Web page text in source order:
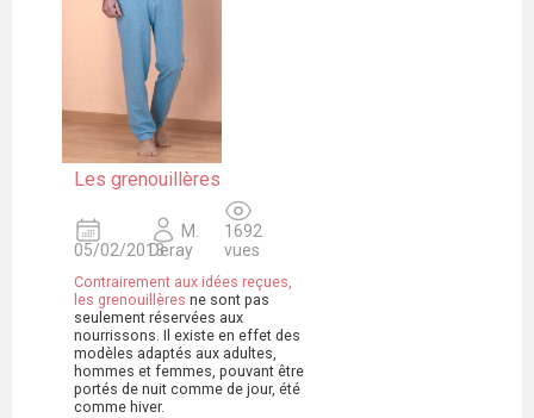
Les grenouillères
05/02/2013
M.
Deray
1692
vues
Contrairement aux idées reçues,
les grenouillères ne sont pas
seulement réservées aux
nourrissons. Il existe en effet des
modèles adaptés aux adultes,
hommes et femmes, pouvant être
portés de nuit comme de jour, été
comme hiver.